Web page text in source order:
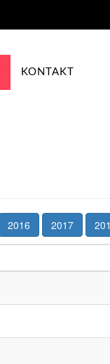
KONTAKT
2016 2017